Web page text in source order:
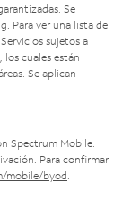
Se
Para ver una lista de
. Servicios sujetos a
cuales están
Se aplican
Spectrum Mobile.
Para confirmar
mobile/byod